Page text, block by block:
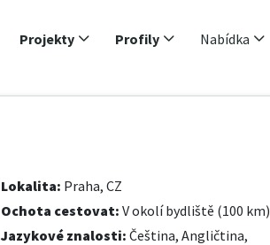
Projekty Profily Nabídka
Lokalita: Praha, CZ
Ochota cestovat: V okolí bydliště (100 km)
Jazykové znalosti: Čeština, Angličtina,